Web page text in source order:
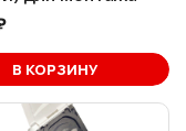
В КОРЗИНУ